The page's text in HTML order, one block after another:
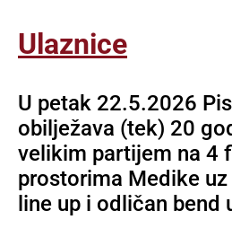
Ulaznice
U petak 22.5.2026
obilježava (tek) 20
velikim partijem na 4
prostorima Medike
line up i odličan bend